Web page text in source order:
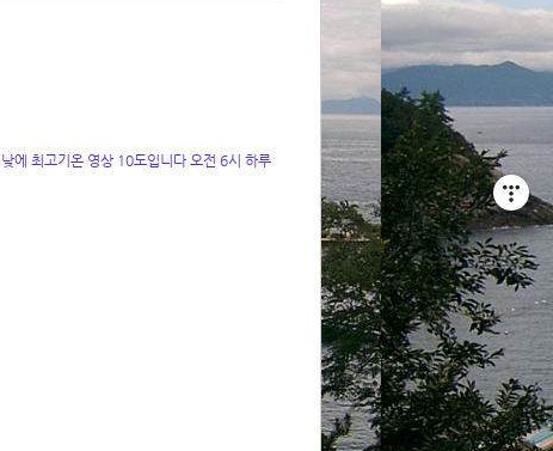
에 최고기온 영상 10도입니다 오전 6시 하루